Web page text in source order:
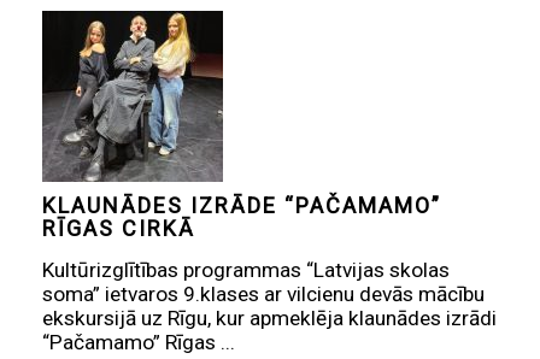
KLAUNĀDES IZRĀDE “PAČAMAMO”
RĪGAS CIRKĀ
Kultūrizglītības programmas “Latvijas skolas
soma” ietvaros 9.klases ar vilcienu devās mācību
ekskursijā uz Rīgu, kur apmeklēja klaunādes izrādi
“Pačamamo” Rīgas ...